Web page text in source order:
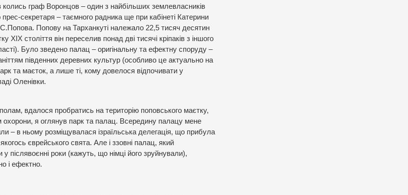
граф Воронцов – один з найбільших землевласників
секретаря – таємного радника ще при кабінеті Катерини
Попову на Тарханкуті належало 22,5 тисяч десятин
століття він переселив понад дві тисячі кріпаків з іншого
Було зведено палац – оригінальну та ефектну споруду –
південних деревних культур (особливо це актуально на
та маєток, а лише ті, кому довелося відпочивати у
Оленівки.
вдалося пробратись на територію поповського маєтку,
охорони, я оглянув парк та палац. Всередину палацу мене
– в ньому розміщувалася ізраїльська делегація, що прибула
єврейського свята. Але і ззовні палац, який
у післявоєнні роки (кажуть, що німці його зруйнували),
і ефектно.